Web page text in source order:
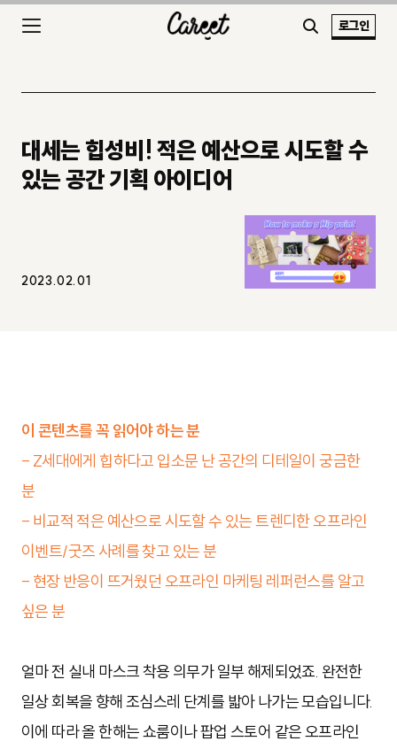
로그인
대세는 힙성비! 적은 예산으로 시도할 수
있는 공간 기획 아이디어
2023.02.01
이 콘텐츠를 꼭 읽어야 하는 분
- Z세대에게 힙하다고 입소문 난 공간의 디테일이 궁금한
분
- 비교적 적은 예산으로 시도할 수 있는 트렌디한 오프라인
이벤트/굿즈 사례를 찾고 있는 분
- 현장 반응이 뜨거웠던 오프라인 마케팅 레퍼런스를 알고
싶은 분
얼마 전 실내 마스크 착용 의무가 일부 해제되었죠. 완전한
일상 회복을 향해 조심스레 단계를 밟아 나가는 모습입니다.
이에 따라 올 한해는 쇼룸이나 팝업 스토어 같은 오프라인